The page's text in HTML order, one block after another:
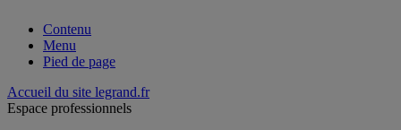
Contenu
Menu
Pied de page
Accueil du site legrand.fr
Espace professionnels